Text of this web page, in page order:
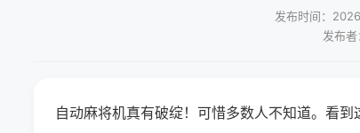
发布时间：
发布
自动麻将机真有破绽！可惜多数人不知道。看到